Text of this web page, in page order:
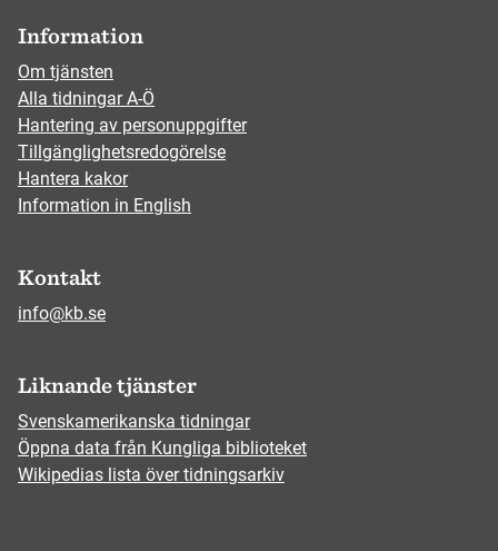
Information
Om tjänsten
Alla tidningar A-Ö
Hantering av personuppgifter
Tillgänglighetsredogörelse
Hantera kakor
Information in English
Kontakt
info@kb.se
Liknande tjänster
Svenskamerikanska tidningar
Öppna data från Kungliga biblioteket
Wikipedias lista över tidningsarkiv